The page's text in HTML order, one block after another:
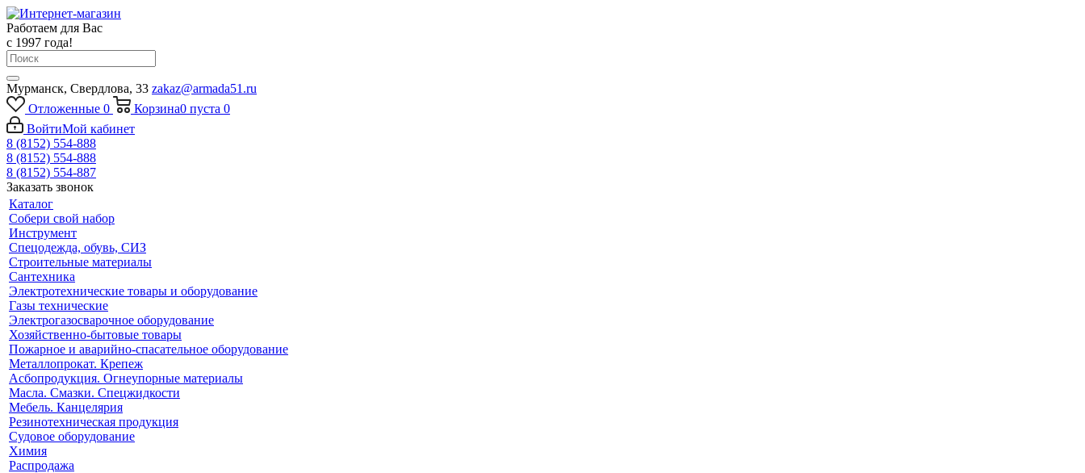
Работаем для Вас
с 1997 года!
Мурманск, Свердлова, 33 zakaz@armada51.ru
Отложенные 0 Корзина0 пуста 0
ВойтиМой кабинет
8 (8152) 554-888
8 (8152) 554-888
8 (8152) 554-887
Заказать звонок
Каталог
Собери свой набор
Инструмент
Спецодежда, обувь, СИЗ
Строительные материалы
Сантехника
Электротехнические товары и оборудование
Газы технические
Электрогазосварочное оборудование
Хозяйственно-бытовые товары
Пожарное и аварийно-спасательное оборудование
Металлопрокат. Крепеж
Асбопродукция. Огнеупорные материалы
Масла. Смазки. Спецжидкости
Мебель. Канцелярия
Резинотехническая продукция
Судовое оборудование
Химия
Распродажа